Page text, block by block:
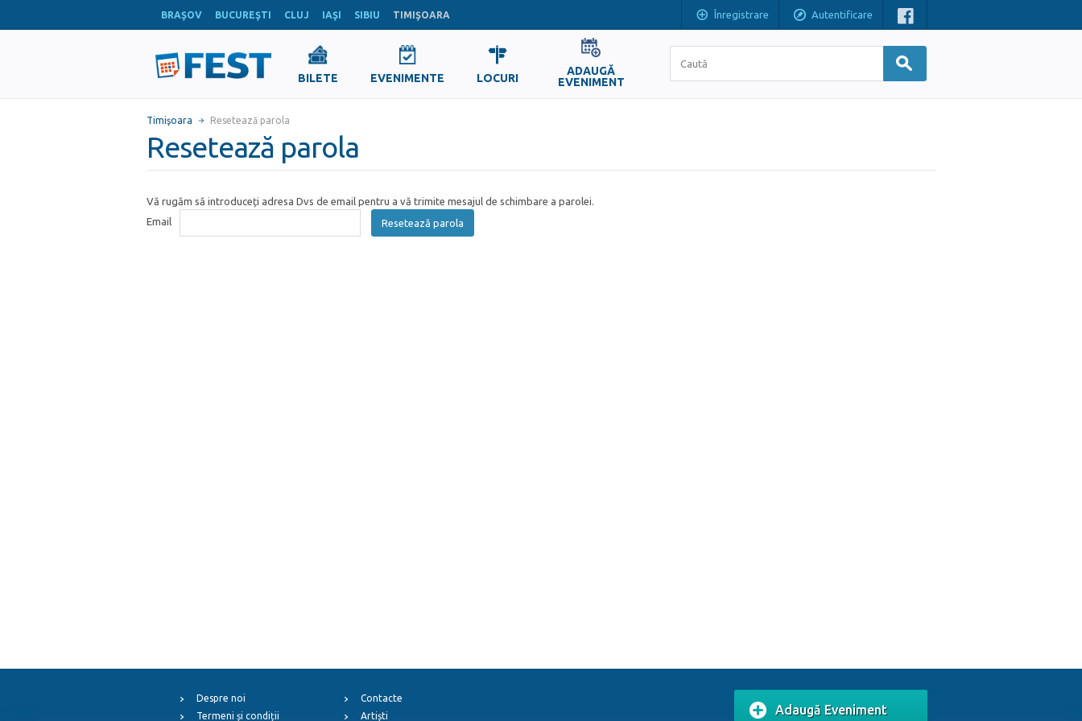
BRAŞOV BUCUREŞTI CLUJ IAŞI SIBIU TIMIŞOARA Înregistrare Autentificare
BILETE EVENIMENTE LOCURI
ADAUGĂ
EVENIMENT
Timişoara Resetează parola
Resetează parola
Vă rugăm să introduceți adresa Dvs de email pentru a vă trimite mesajul de schimbare a parolei.
Email
Resetează parola
Despre noi
Termeni și condiții
Contacte
Artiști
Adaugă Eveniment